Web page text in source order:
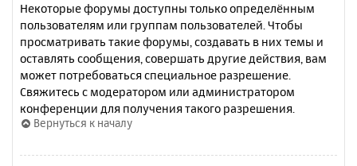
Некоторые форумы доступны только определённым
пользователям или группам пользователей. Чтобы
просматривать такие форумы, создавать в них темы и
оставлять сообщения, совершать другие действия, вам
может потребоваться специальное разрешение.
Свяжитесь с модератором или администратором
конференции для получения такого разрешения.
Вернуться к началу